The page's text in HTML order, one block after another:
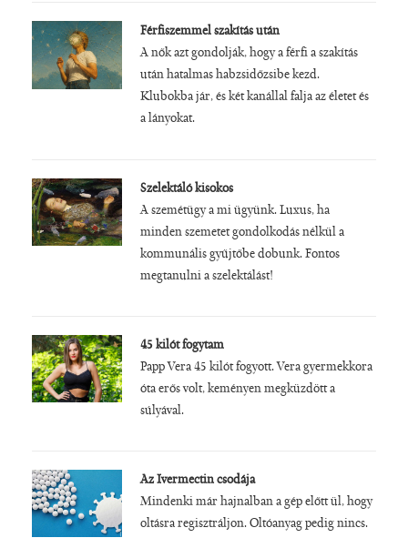
Férfiszemmel szakítás után
A nők azt gondolják, hogy a férfi a szakítás
után hatalmas habzsidőzsibe kezd.
Klubokba jár, és két kanállal falja az életet és
a lányokat.
Szelektáló kisokos
A szemétügy a mi ügyünk. Luxus, ha
minden szemetet gondolkodás nélkül a
kommunális gyűjtőbe dobunk. Fontos
megtanulni a szelektálást!
45 kilót fogytam
Papp Vera 45 kilót fogyott. Vera gyermekkora
óta erős volt, keményen megküzdött a
súlyával.
Az Ivermectin csodája
Mindenki már hajnalban a gép előtt ül, hogy
oltásra regisztráljon. Oltóanyag pedig nincs.